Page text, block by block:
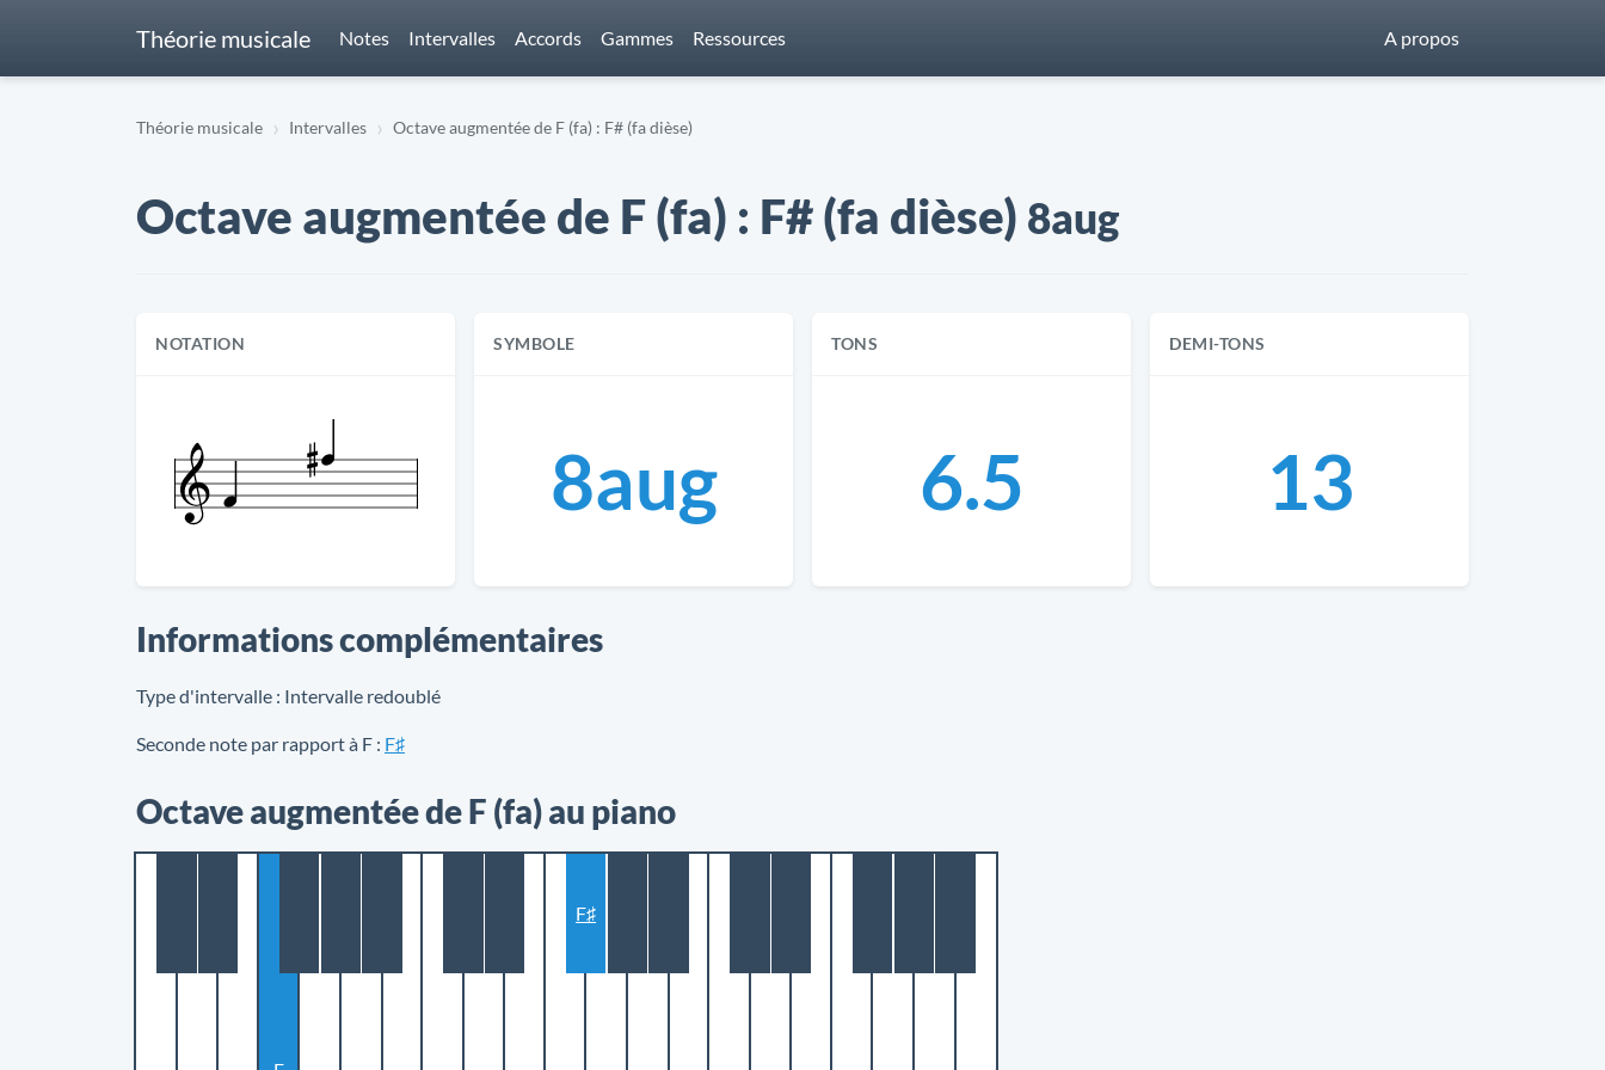
Théorie musicale Notes Intervalles Accords Gammes Ressources A propos
Théorie musicale Intervalles Octave augmentée de F (fa) : F# (fa dièse)
Octave augmentée de F (fa) : F# (fa dièse) 8aug
NOTATION SYMBOLE
8aug
TONS
6.5
DEMI-TONS
13
Informations complémentaires
Type d'intervalle : Intervalle redoublé
Seconde note par rapport à F : F♯
Octave augmentée de F (fa) au piano
F♯